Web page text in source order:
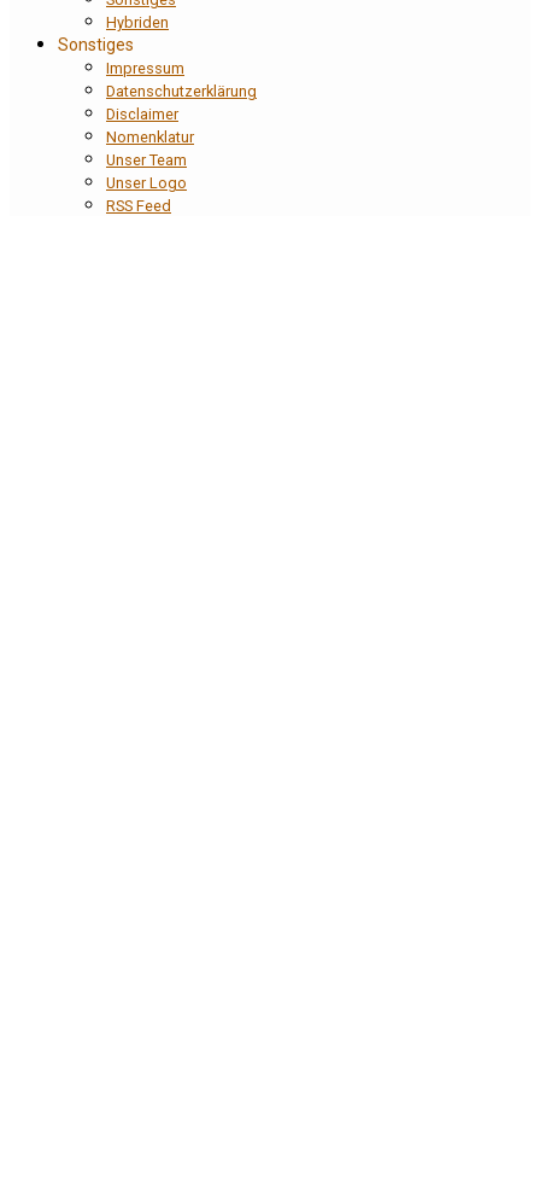
Hybriden
Sonstiges
Impressum
Datenschutzerklärung
Disclaimer
Nomenklatur
Unser Team
Unser Logo
RSS Feed